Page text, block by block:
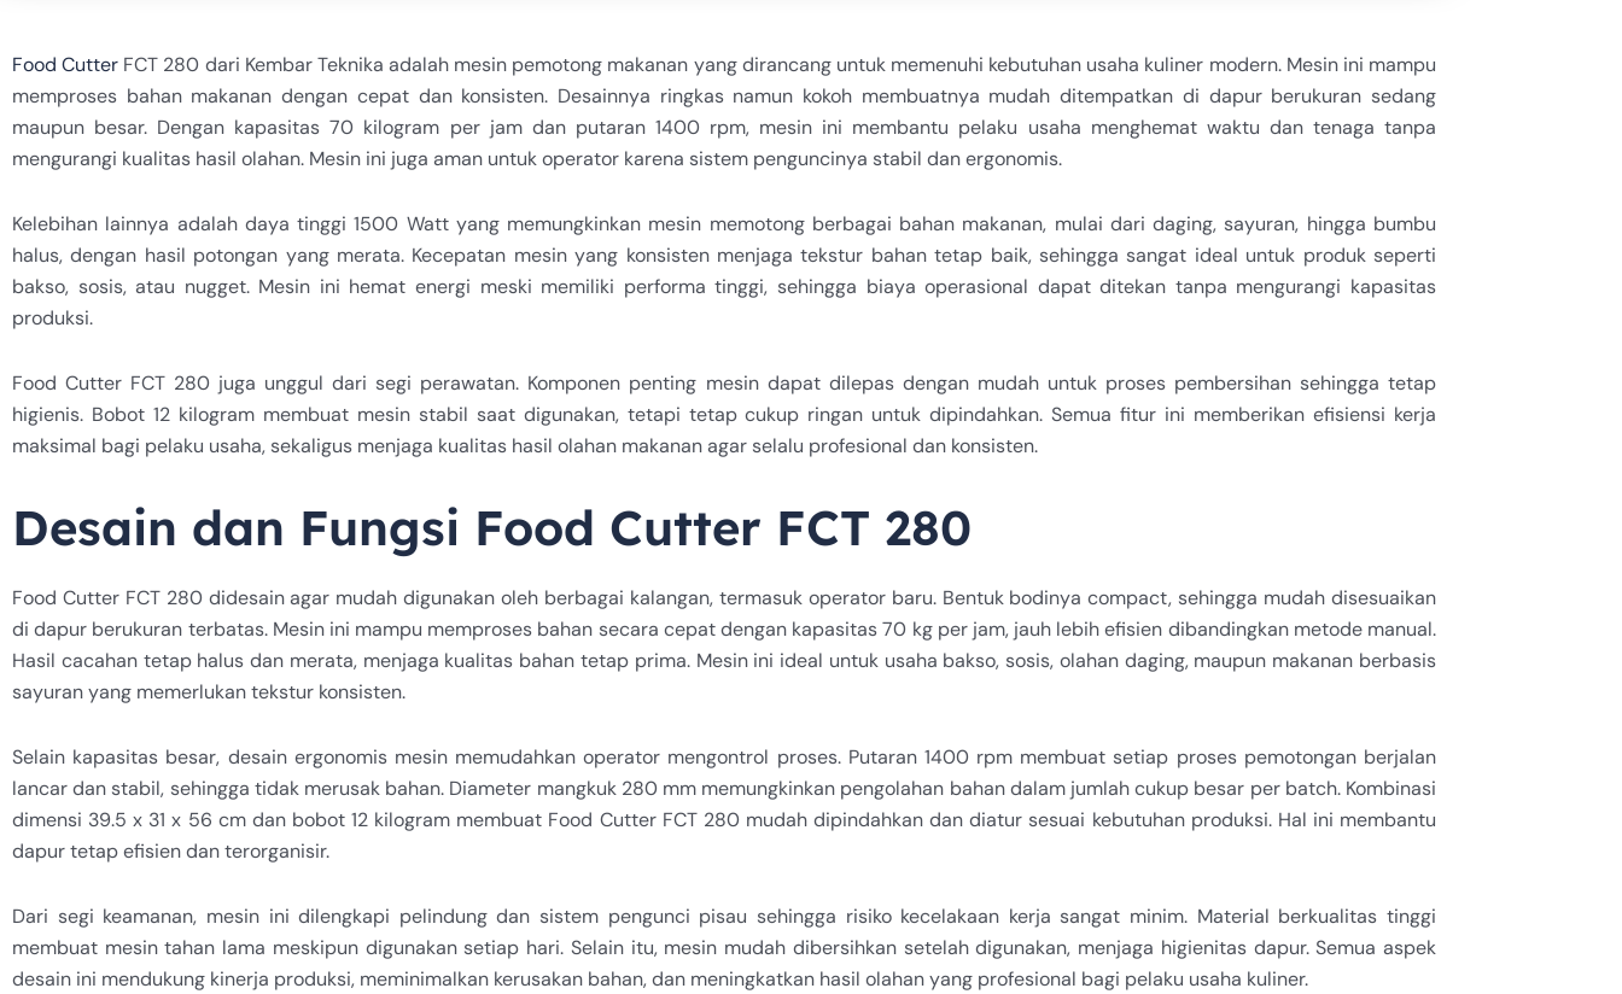
Food Cutter FCT 280 dari Kembar Teknika adalah mesin pemotong makanan yang dirancang untuk memenuhi kebutuhan usaha kuliner modern. Mesin ini mampu
memproses bahan makanan dengan cepat dan konsisten. Desainnya ringkas namun kokoh membuatnya mudah ditempatkan di dapur berukuran sedang
maupun besar. Dengan kapasitas 70 kilogram per jam dan putaran 1400 rpm, mesin ini membantu pelaku usaha menghemat waktu dan tenaga tanpa
mengurangi kualitas hasil olahan. Mesin ini juga aman untuk operator karena sistem penguncinya stabil dan ergonomis.
Kelebihan lainnya adalah daya tinggi 1500 Watt yang memungkinkan mesin memotong berbagai bahan makanan, mulai dari daging, sayuran, hingga bumbu
halus, dengan hasil potongan yang merata. Kecepatan mesin yang konsisten menjaga tekstur bahan tetap baik, sehingga sangat ideal untuk produk seperti
bakso, sosis, atau nugget. Mesin ini hemat energi meski memiliki performa tinggi, sehingga biaya operasional dapat ditekan tanpa mengurangi kapasitas
produksi.
Food Cutter FCT 280 juga unggul dari segi perawatan. Komponen penting mesin dapat dilepas dengan mudah untuk proses pembersihan sehingga tetap
higienis. Bobot 12 kilogram membuat mesin stabil saat digunakan, tetapi tetap cukup ringan untuk dipindahkan. Semua fitur ini memberikan efisiensi kerja
maksimal bagi pelaku usaha, sekaligus menjaga kualitas hasil olahan makanan agar selalu profesional dan konsisten.
Desain dan Fungsi Food Cutter FCT 280
Food Cutter FCT 280 didesain agar mudah digunakan oleh berbagai kalangan, termasuk operator baru. Bentuk bodinya compact, sehingga mudah disesuaikan
di dapur berukuran terbatas. Mesin ini mampu memproses bahan secara cepat dengan kapasitas 70 kg per jam, jauh lebih efisien dibandingkan metode manual.
Hasil cacahan tetap halus dan merata, menjaga kualitas bahan tetap prima. Mesin ini ideal untuk usaha bakso, sosis, olahan daging, maupun makanan berbasis
sayuran yang memerlukan tekstur konsisten.
Selain kapasitas besar, desain ergonomis mesin memudahkan operator mengontrol proses. Putaran 1400 rpm membuat setiap proses pemotongan berjalan
lancar dan stabil, sehingga tidak merusak bahan. Diameter mangkuk 280 mm memungkinkan pengolahan bahan dalam jumlah cukup besar per batch. Kombinasi
dimensi 39.5 x 31 x 56 cm dan bobot 12 kilogram membuat Food Cutter FCT 280 mudah dipindahkan dan diatur sesuai kebutuhan produksi. Hal ini membantu
dapur tetap efisien dan terorganisir.
Dari segi keamanan, mesin ini dilengkapi pelindung dan sistem pengunci pisau sehingga risiko kecelakaan kerja sangat minim. Material berkualitas tinggi
membuat mesin tahan lama meskipun digunakan setiap hari. Selain itu, mesin mudah dibersihkan setelah digunakan, menjaga higienitas dapur. Semua aspek
desain ini mendukung kinerja produksi, meminimalkan kerusakan bahan, dan meningkatkan hasil olahan yang profesional bagi pelaku usaha kuliner.